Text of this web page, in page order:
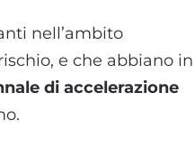
nell’ambito
e che abbiano in
di accelerazione